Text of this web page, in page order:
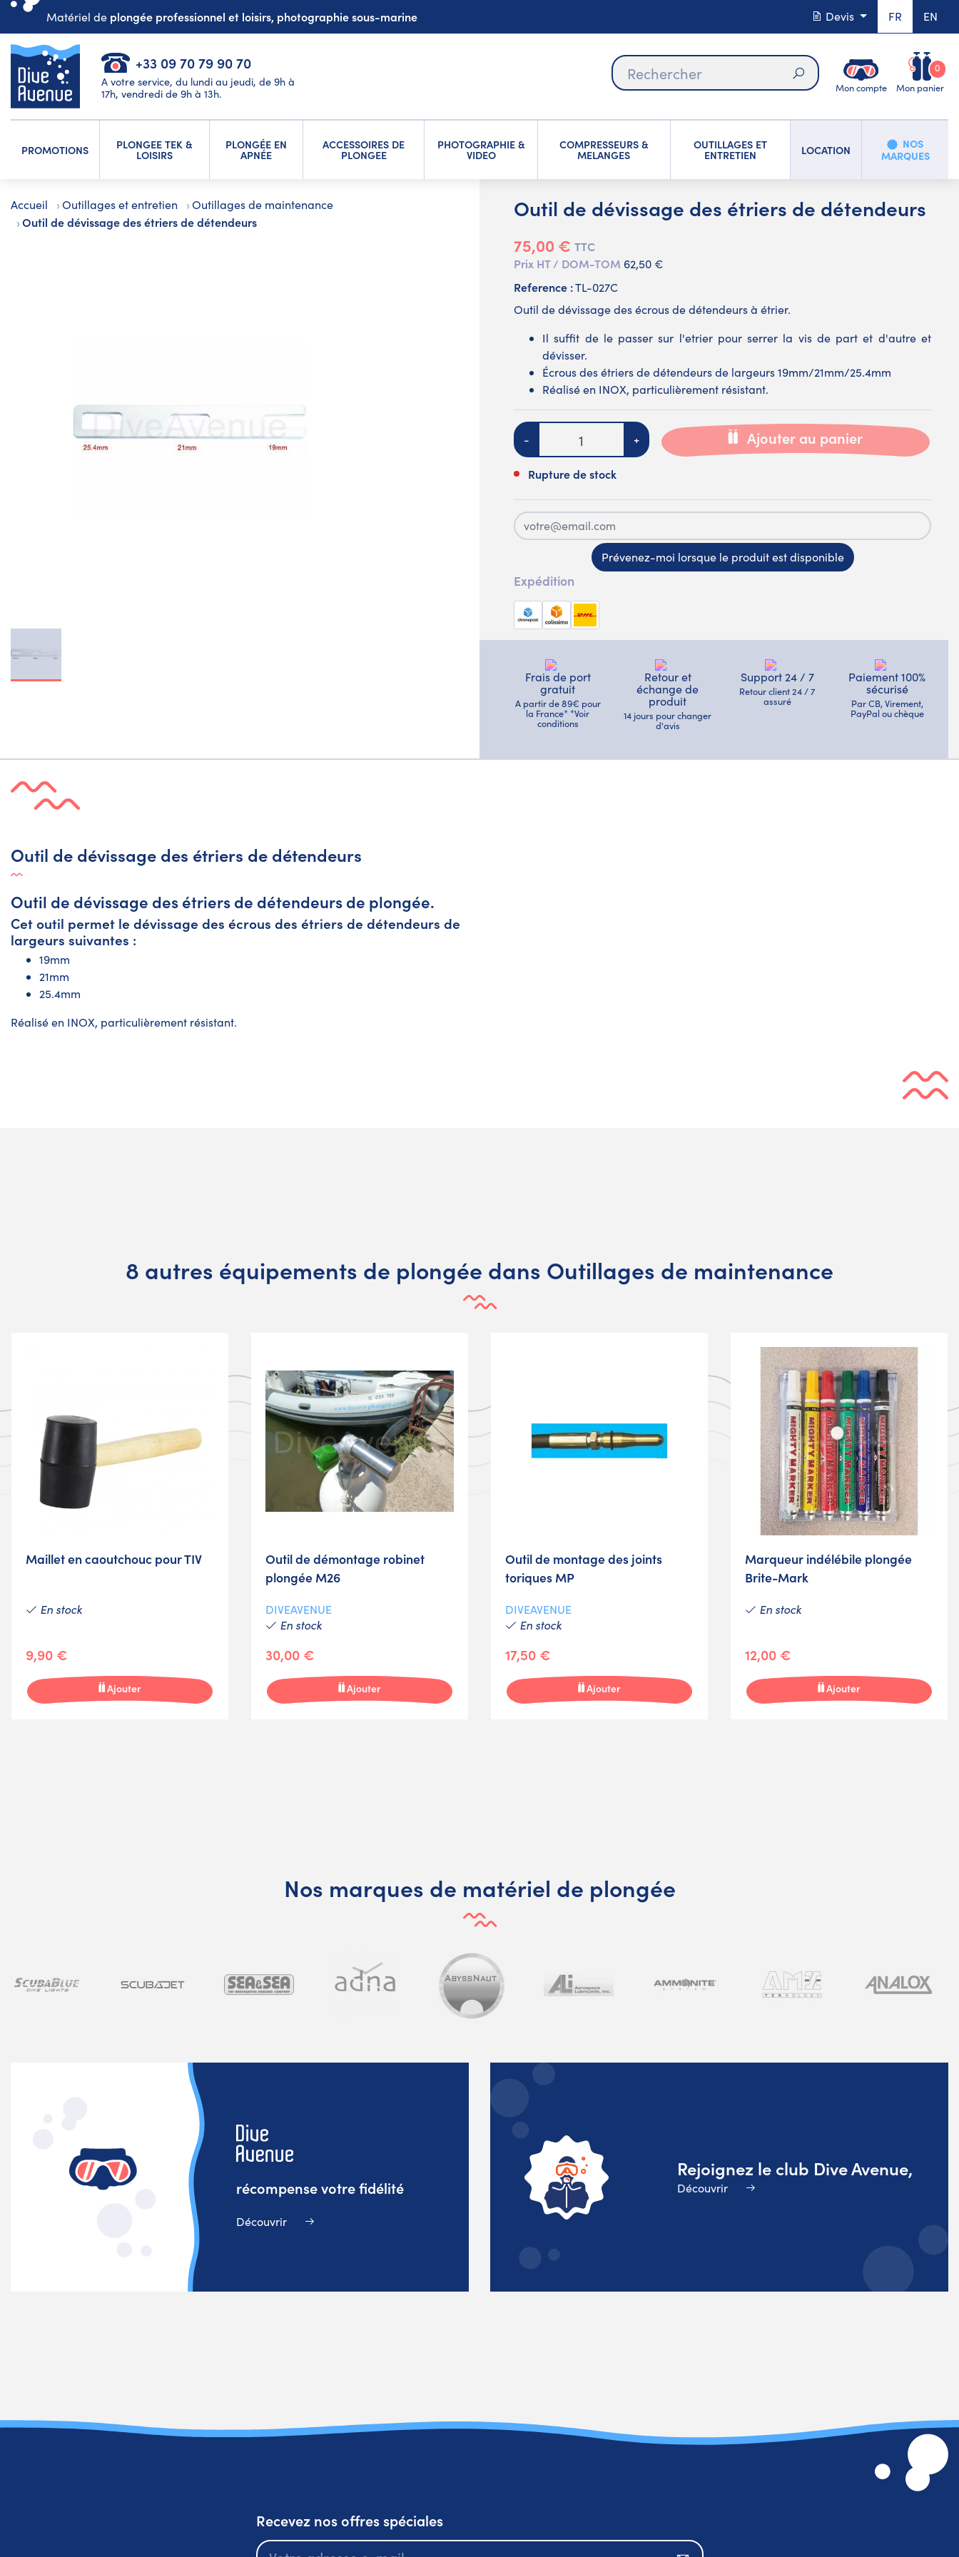
Matériel de plongée professionnel et loisirs, photographie sous-marine Devis FR EN
+33 09 70 79 90 70
A votre service, du lundi au jeudi, de 9h à
17h, vendredi de 9h à 13h.
Rechercher
Mon compte Mon panier
0
PROMOTIONS PLONGEE TEK &
LOISIRS
PLONGÉE EN
APNÉE
ACCESSOIRES DE
PLONGEE
PHOTOGRAPHIE &
VIDEO
COMPRESSEURS &
MELANGES
OUTILLAGES ET
ENTRETIEN LOCATION
NOS
MARQUES
Accueil Outillages et entretien Outillages de maintenance
Outil de dévissage des étriers de détendeurs Outil de dévissage des étriers de détendeurs
75,00 € TTC
Prix HT / DOM-TOM 62,50 €
Reference :TL-027C
Outil de dévissage des écrous de détendeurs à étrier.
Il suffit de le passer sur l'etrier pour serrer la vis de part et d'autre et
dévisser.
Écrous des étriers de détendeurs de largeurs 19mm/21mm/25.4mm
Réalisé en INOX, particulièrement résistant.
Quantité
- + Ajouter au panier
Rupture de stock
Prévenez-moi lorsque le produit est disponible
Expédition
Frais de port
gratuit
A partir de 89€ pour
la France* *Voir
conditions
Retour et
échange de
produit
14 jours pour changer
d'avis
Support 24 / 7
Retour client 24 / 7
assuré
Paiement 100%
sécurisé
Par CB, Virement,
PayPal ou chèque
Outil de dévissage des étriers de détendeurs
Outil de dévissage des étriers de détendeurs de plongée.
Cet outil permet le dévissage des écrous des étriers de détendeurs de
largeurs suivantes :
19mm
21mm
25.4mm
Réalisé en INOX, particulièrement résistant.
8 autres équipements de plongée dans Outillages de maintenance
Maillet en caoutchouc pour TIV
En stock
9,90 €
Ajouter
Outil de démontage robinet
plongée M26
DIVEAVENUE
En stock
30,00 €
Ajouter
Outil de montage des joints
toriques MP
DIVEAVENUE
En stock
17,50 €
Ajouter
Marqueur indélébile plongée
Brite-Mark
En stock
12,00 €
Ajouter
Nos marques de matériel de plongée
récompense votre fidélité
Découvrir
Rejoignez le club Dive Avenue,
Découvrir
Recevez nos offres spéciales